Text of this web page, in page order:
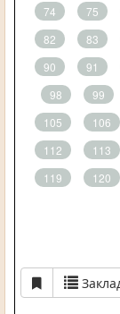
74
75
82
83
90
91
98
99
105
106
112
113
119
120